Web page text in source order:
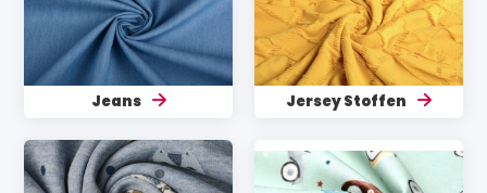
Jeans Jersey Stoffen